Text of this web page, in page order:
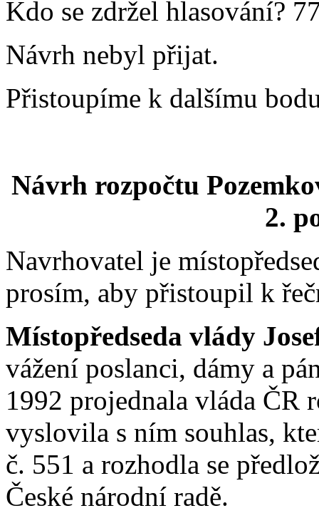
Kdo se zdržel hlasování?
Návrh nebyl přijat.
Přistoupíme k dalšímu
Návrh rozpočtu
2.
Navrhovatel je
prosím, aby přistoupil k
Místopředseda vlády
vážení poslanci, dámy a
1992 projednala vláda ČR
vyslovila s ním souhlas,
č. 551 a rozhodla se
České národní radě.